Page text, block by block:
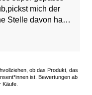
mich der
Stelle davon habe
ob das Produkt, das
ist. Bewertungen ab